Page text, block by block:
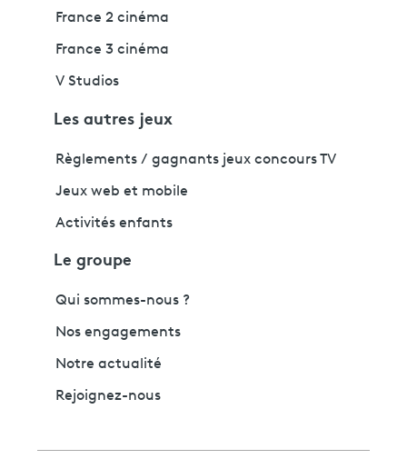
France 2 cinéma
France 3 cinéma
V Studios
Les autres jeux
Règlements / gagnants jeux concours TV
Jeux web et mobile
Activités enfants
Le groupe
Qui sommes-nous ?
Nos engagements
Notre actualité
Rejoignez-nous